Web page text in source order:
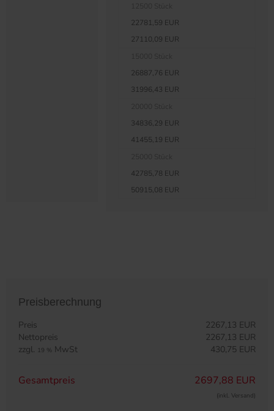
22781,59 EUR
27110,09 EUR
26887,76 EUR
31996,43 EUR
34836,29 EUR
41455,19 EUR
42785,78 EUR
50915,08 EUR
Preisberechnung
Preis
2267,13 EUR
Nettopreis
2267,13 EUR
zzgl. 19 % MwSt 430,75 EUR
Gesamtpreis 2697,88 EUR
(inkl. Versand)